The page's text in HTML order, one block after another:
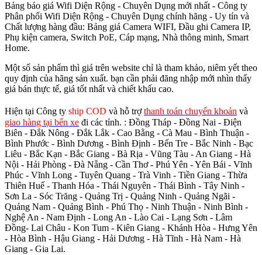
Bảng báo giá Wifi Diện Rộng - Chuyên Dụng mới nhất - Công ty
Phân phối Wifi Diện Rộng - Chuyên Dụng chính hãng - Uy tín và
Chất lượng hàng đầu: Bảng giá Camera WIFI, Đầu ghi Camera IP,
Phụ kiện camera, Switch PoE, Cáp mạng, Nhà thông minh, Smart
Home.
Một số sản phẩm thì giá trên website chỉ là tham khảo, niêm yết theo
quy định của hãng sản xuất. bạn cần phải đăng nhập mới nhìn thấy
giá bán thực tế, giá tốt nhất và chiết khấu cao.
Hiện tại Công ty ship COD và hỗ trợthanh toán chuyển khoản và
giao hàng tại bến xe đi các tỉnh. : Đồng Tháp - Đồng Nai - Điện
Biên - Đắk Nông - Đắk Lắk - Cao Bằng - Cà Mau - Bình Thuận -
Bình Phước - Bình Dương - Bình Định - Bến Tre - Bắc Ninh - Bạc
Liêu - Bắc Kạn - Bắc Giang - Bà Rịa - Vũng Tàu - An Giang - Hà
Nội - Hải Phòng - Đà Nẵng - Cần Thơ - Phú Yên - Yên Bái - Vĩnh
Phúc - Vĩnh Long - Tuyên Quang - Trà Vinh - Tiền Giang - Thừa
Thiên Huế - Thanh Hóa - Thái Nguyên - Thái Bình - Tây Ninh -
Sơn La - Sóc Trăng - Quảng Trị - Quảng Ninh - Quảng Ngãi -
Quảng Nam - Quảng Bình - Phú Thọ - Ninh Thuận - Ninh Bình -
Nghệ An - Nam Định - Long An - Lào Cai - Lạng Sơn - Lâm
Đồng- Lai Châu - Kon Tum - Kiên Giang - Khánh Hòa - Hưng Yên
- Hòa Bình - Hậu Giang - Hải Dương - Hà Tĩnh - Hà Nam - Hà
Giang - Gia Lai.